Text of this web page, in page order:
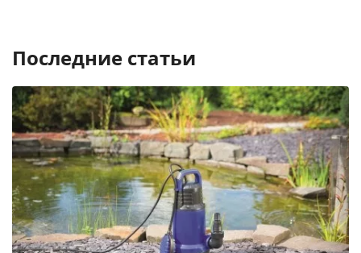
Последние статьи